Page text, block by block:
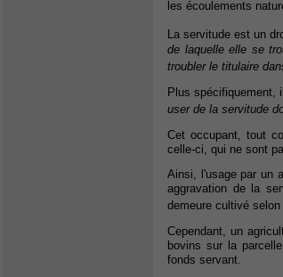
les écoulements
La servitude est un
de laquelle elle se
troubler le titulaire
Plus spécifiquement,
user de la servitude
Cet occupant, tout
celle-ci, qui ne sont
Ainsi, l'usage par un
aggravation de la
demeure cultivé
Cependant, un
bovins sur la
fonds servant.